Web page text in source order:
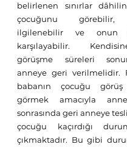
belirlenen sınırlar
çocuğunu görebilir,
ilgilenebilir ve onun
karşılayabilir.
görüşme süreleri
anneye geri verilmelidir.
babanın çocuğu görüş
görmek amacıyla
sonrasında geri anneye
çocuğu kaçırdığı